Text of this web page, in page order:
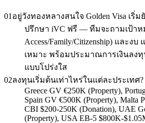
01 อยู่วังทองหลางสนใจ Golden Visa เริ่ม
ปรึกษา iVC ฟรี — ทีมจะถามเป้าห
Access/Family/Citizenship) และง
เหมาะ พร้อมประมาณการเงินลงทุ
แบบโปร่งใส
02ลงทุนเริ่มต้นเท่าไหร่ในแต่ละประเทศ?
Greece GV €250K (Property),
Spain GV €500K (Property), Malta
CBI $200-250K (Donation), UAE
(Property), USA EB-5 $800K-